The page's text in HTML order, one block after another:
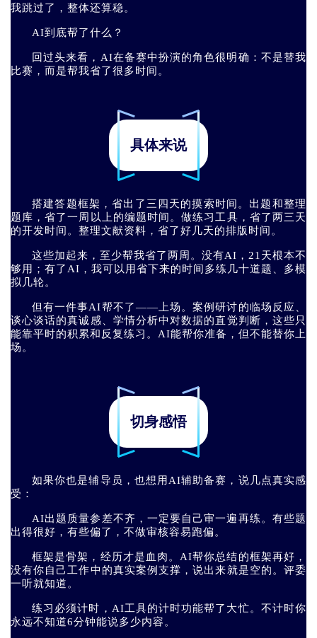
我跳过了，整体还算稳。
AI到底帮了什么？
回过头来看，AI在备赛中扮演的角色很明确：不是替我
比赛，而是帮我省了很多时间。
具体来说
搭建答题框架，省出了三四天的摸索时间。出题和整理
题库，省了一周以上的编题时间。做练习工具，省了两三天
的开发时间。整理文献资料，省了好几天的排版时间。
这些加起来，至少帮我省了两周。没有AI，21天根本不
够用；有了AI，我可以用省下来的时间多练几十道题、多模
拟几轮。
但有一件事AI帮不了——上场。案例研讨的临场反应、
谈心谈话的真诚感、学情分析中对数据的直觉判断，这些只
能靠平时的积累和反复练习。AI能帮你准备，但不能替你上
场。
切身感悟
如果你也是辅导员，也想用AI辅助备赛，说几点真实感
受：
AI出题质量参差不齐，一定要自己审一遍再练。有些题
出得很好，有些偏了，不做审核容易跑偏。
框架是骨架，经历才是血肉。AI帮你总结的框架再好，
没有你自己工作中的真实案例支撑，说出来就是空的。评委
一听就知道。
练习必须计时，AI工具的计时功能帮了大忙。不计时你
永远不知道6分钟能说多少内容。